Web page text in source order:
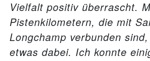
Vielfalt positiv überrascht.
Pistenkilometern, die mit
Longchamp verbunden
etwas dabei. Ich konnte